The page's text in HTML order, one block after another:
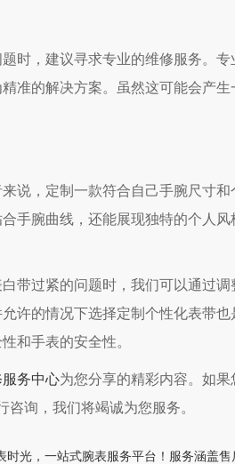
，建议寻求专业的维修服务。专
准的解决方案。虽然这可能会产
，定制一款符合自己手腕尺寸和
手腕曲线，还能展现独特的个人
过紧的问题时，我们可以通过调
许的情况下选择定制个性化表带
和手表的安全性。
务中心为您分享的精彩内容。如
咨询，我们将竭诚为您服务。